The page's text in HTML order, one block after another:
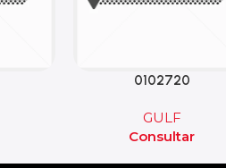
0102720
GULF
Consultar